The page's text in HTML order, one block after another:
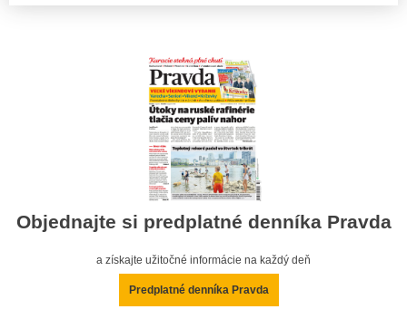
Objednajte si predplatné denníka Pravda
a získajte užitočné informácie na každý deň
Predplatné denníka Pravda